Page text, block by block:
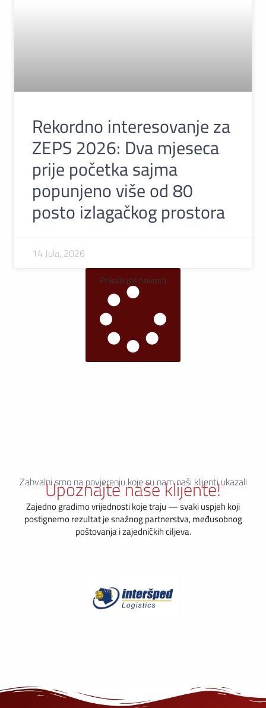
Rekordno interesovanje za
ZEPS 2026: Dva mjeseca
prije početka sajma
popunjeno više od 80
posto izlagačkog prostora
14 Jula, 2026
Prikaži još novosti
Zahvalni smo na povjerenju koje su nam naši klijenti ukazali
Upoznajte naše klijente!
Zajedno gradimo vrijednosti koje traju — svaki uspjeh koji
postignemo rezultat je snažnog partnerstva, međusobnog
poštovanja i zajedničkih ciljeva.